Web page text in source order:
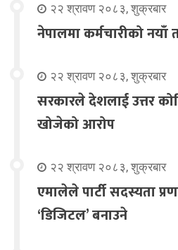
२२ श्रावण २०८३, शुक्रबार
नेपालमा कर्मचारीको
२२ श्रावण २०८३, शुक्रबार
सरकारले देशलाई उत्तर
खोजेको आरोप
२२ श्रावण २०८३, शुक्रबार
एमालेले पार्टी सदस्यता
‘डिजिटल’ बनाउने